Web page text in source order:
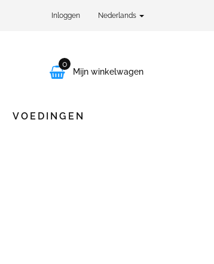
Inloggen Nederlands

0
Mijn winkelwagen
VOEDINGEN